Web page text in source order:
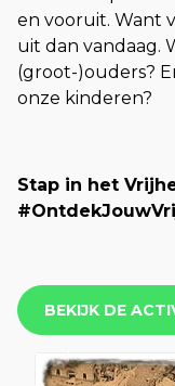
en vooruit. Want
uit dan vandaag.
(groot-)ouders?
onze kinderen?
Stap in het
BEKIJK DE